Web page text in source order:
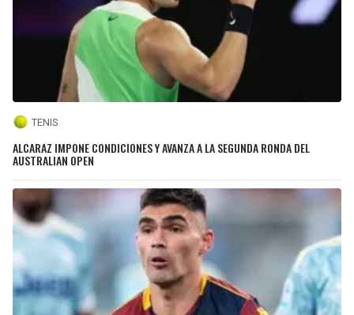
TENIS
ALCARAZ IMPONE CONDICIONES Y AVANZA A LA SEGUNDA RONDA DEL
AUSTRALIAN OPEN